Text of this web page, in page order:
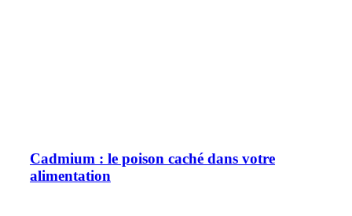
Cadmium : le poison caché dans votre
alimentation